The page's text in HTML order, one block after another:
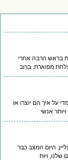
הרבה אחרי
מפוארת. ברוב
איך הם יוצרו או
אנשי
היום המצב כבר
ויות